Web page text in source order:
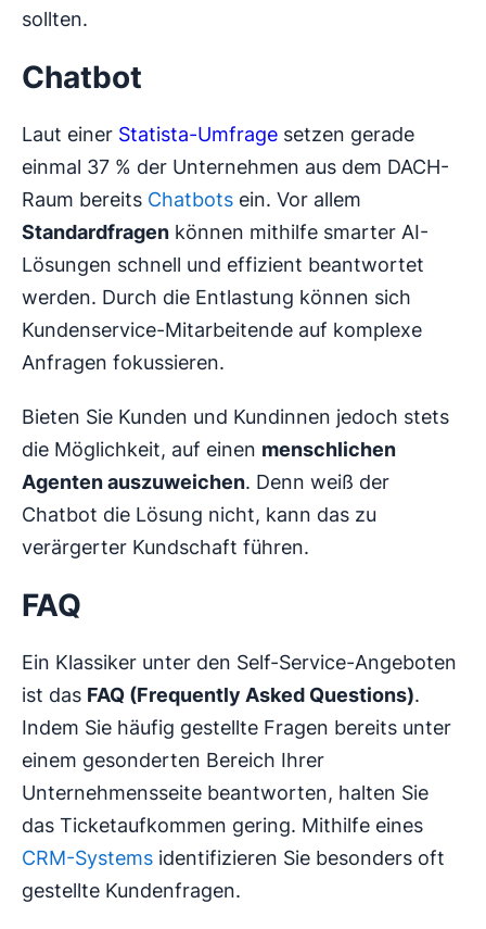
sollten.
Chatbot
Laut einer Statista-Umfrage setzen gerade
einmal 37 % der Unternehmen aus dem DACH-
Raum bereits Chatbots ein. Vor allem
Standardfragen können mithilfe smarter AI-
Lösungen schnell und effizient beantwortet
werden. Durch die Entlastung können sich
Kundenservice-Mitarbeitende auf komplexe
Anfragen fokussieren.
Bieten Sie Kunden und Kundinnen jedoch stets
die Möglichkeit, auf einen menschlichen
Agenten auszuweichen. Denn weiß der
Chatbot die Lösung nicht, kann das zu
verärgerter Kundschaft führen.
FAQ
Ein Klassiker unter den Self-Service-Angeboten
ist das FAQ (Frequently Asked Questions).
Indem Sie häufig gestellte Fragen bereits unter
einem gesonderten Bereich Ihrer
Unternehmensseite beantworten, halten Sie
das Ticketaufkommen gering. Mithilfe eines
CRM-Systems identifizieren Sie besonders oft
gestellte Kundenfragen.